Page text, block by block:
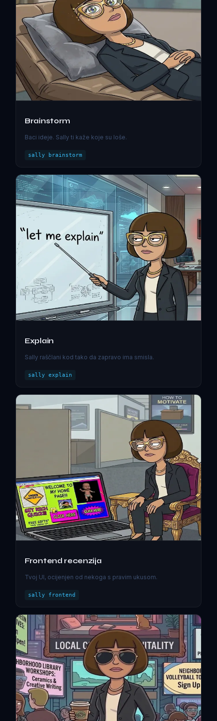
Brainstorm
Baci ideje. Sally ti kaže koje su loše.
sally brainstorm
Explain
Sally raščlani kod tako da zapravo ima smisla.
sally explain
Frontend recenzija
Tvoj UI, ocijenjen od nekoga s pravim ukusom.
sally frontend